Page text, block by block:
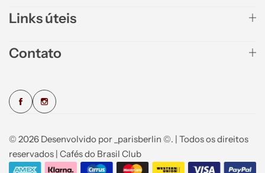
Links úteis
Contato
© 2026 Desenvolvido por _parisberlin ©. | Todos os direitos
reservados | Cafés do Brasil Club